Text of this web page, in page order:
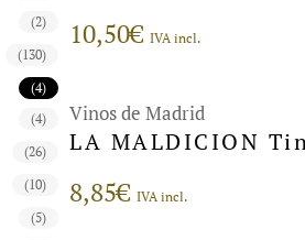
(2)
(130)
(4)
(4)
(26)
(10)
(5)
10,50€ IVA incl.
Vinos de Madrid
LA MALDICION
8,85€ IVA incl.